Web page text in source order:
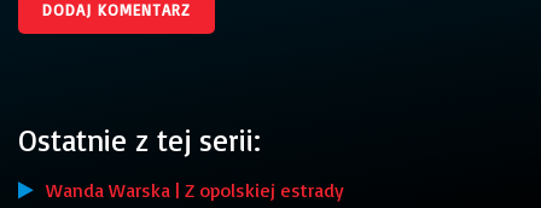
Ostatnie z tej serii:
Wanda Warska | Z opolskiej estrady